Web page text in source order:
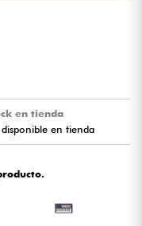
en tienda
en tienda